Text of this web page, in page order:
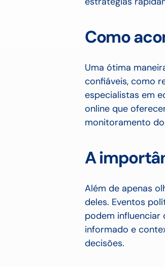
Como
Uma ótima
confiáveis, como
especialistas em
online que
monitoramento
A
Além de apenas
deles. Eventos
podem influenciar
informado e
decisões.